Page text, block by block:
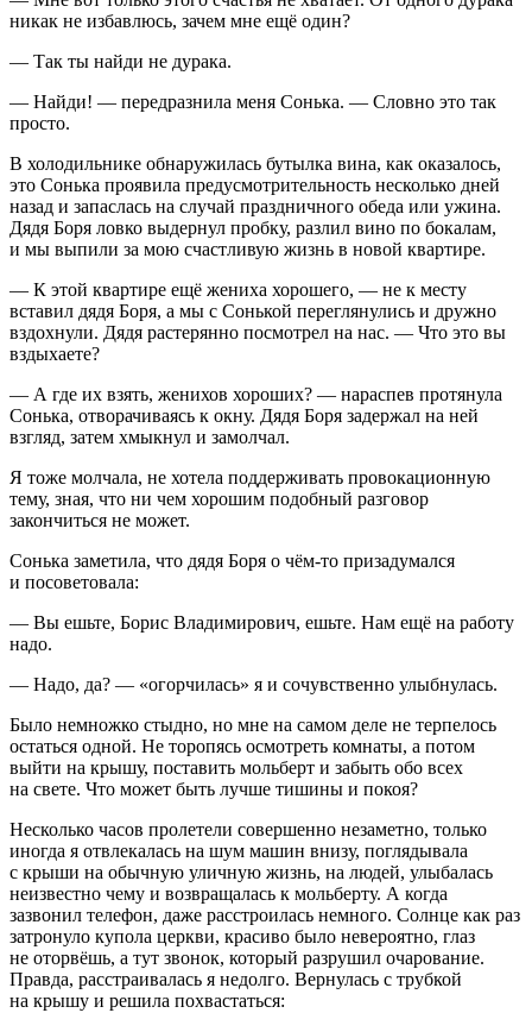
никак не избавлюсь, зачем мне ещё один?
— Так ты найди не дурака.
— Найди! — передразнила меня Сонька. — Словно это так
просто.
В холодильнике обнаружилась бутылка вина, как оказалось,
это Сонька проявила предусмотрительность несколько дней
назад и запаслась на случай праздничного обеда или ужина.
Дядя Боря ловко выдернул пробку, разлил вино по бокалам,
и мы выпили за мою счастливую жизнь в новой квартире.
— К этой квартире ещё жениха хорошего, — не к месту
вставил дядя Боря, а мы с Сонькой переглянулись и дружно
вздохнули. Дядя растерянно посмотрел на нас. — Что это вы
вздыхаете?
— А где их взять, женихов хороших? — нараспев протянула
Сонька, отворачиваясь к окну. Дядя Боря задержал на ней
взгляд, затем хмыкнул и замолчал.
Я тоже молчала, не хотела поддерживать провокационную
тему, зная, что ни чем хорошим подобный разговор
закончиться не может.
Сонька заметила, что дядя Боря о чём-то призадумался
и посоветовала:
— Вы ешьте, Борис Владимирович, ешьте. Нам ещё на работу
надо.
— Надо, да? — «огорчилась» я и сочувственно улыбнулась.
Было немножко стыдно, но мне на самом деле не терпелось
остаться одной. Не торопясь осмотреть комнаты, а потом
выйти на крышу, поставить мольберт и забыть обо всех
на свете. Что может быть лучше тишины и покоя?
Несколько часов пролетели совершенно незаметно, только
иногда я отвлекалась на шум машин внизу, поглядывала
с крыши на обычную уличную жизнь, на людей, улыбалась
неизвестно чему и возвращалась к мольберту. А когда
зазвонил телефон, даже расстроилась немного. Солнце как раз
затронуло купола церкви, красиво было невероятно, глаз
не оторвёшь, а тут звонок, который разрушил очарование.
Правда, расстраивалась я недолго. Вернулась с трубкой
на крышу и решила похвастаться: